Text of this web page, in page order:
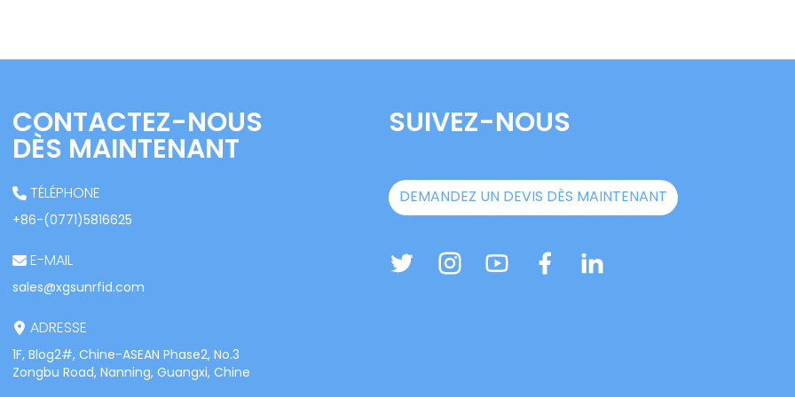
CONTACTEZ-NOUS
DÈS MAINTENANT
TÉLÉPHONE
+86-(0771)5816625
E-MAIL
sales@xgsunrfid.com
ADRESSE
1F, Blog2#, Chine-ASEAN Phase2, No.3
Zongbu Road, Nanning, Guangxi, Chine
SUIVEZ-NOUS
DEMANDEZ UN DEVIS DÈS MAINTENANT